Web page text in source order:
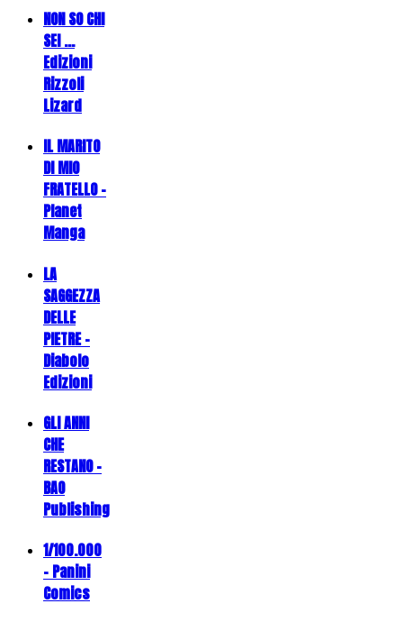
NON SO CHI
SEI ...
Edizioni
Rizzoli
Lizard
IL MARITO
DI MIO
FRATELLO -
Planet
Manga
LA
SAGGEZZA
DELLE
PIETRE -
Diabolo
Edizioni
GLI ANNI
CHE
RESTANO -
BAO
Publishing
1/100.000
- Panini
Comics